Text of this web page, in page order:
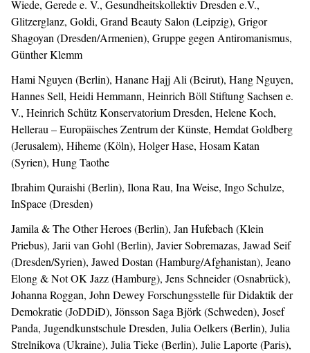
Wiede, Gerede e. V., Gesundheitskollektiv Dresden e.V.,
Glitzerglanz, Goldi, Grand Beauty Salon (Leipzig), Grigor
Shagoyan (Dresden/Armenien), Gruppe gegen Antiromanismus,
Günther Klemm
Hami Nguyen (Berlin), Hanane Hajj Ali (Beirut), Hang Nguyen,
Hannes Sell, Heidi Hemmann, Heinrich Böll Stiftung Sachsen e.
V., Heinrich Schütz Konservatorium Dresden, Helene Koch,
Hellerau – Europäisches Zentrum der Künste, Hemdat Goldberg
(Jerusalem), Hiheme (Köln), Holger Hase, Hosam Katan
(Syrien), Hung Taothe
Ibrahim Quraishi (Berlin), Ilona Rau, Ina Weise, Ingo Schulze,
InSpace (Dresden)
Jamila & The Other Heroes (Berlin), Jan Hufebach (Klein
Priebus), Jarii van Gohl (Berlin), Javier Sobremazas, Jawad Seif
(Dresden/Syrien), Jawed Dostan (Hamburg/Afghanistan), Jeano
Elong & Not OK Jazz (Hamburg), Jens Schneider (Osnabrück),
Johanna Roggan, John Dewey Forschungsstelle für Didaktik der
Demokratie (JoDDiD), Jönsson Saga Björk (Schweden), Josef
Panda, Jugendkunstschule Dresden, Julia Oelkers (Berlin), Julia
Strelnikova (Ukraine), Julia Tieke (Berlin), Julie Laporte (Paris),